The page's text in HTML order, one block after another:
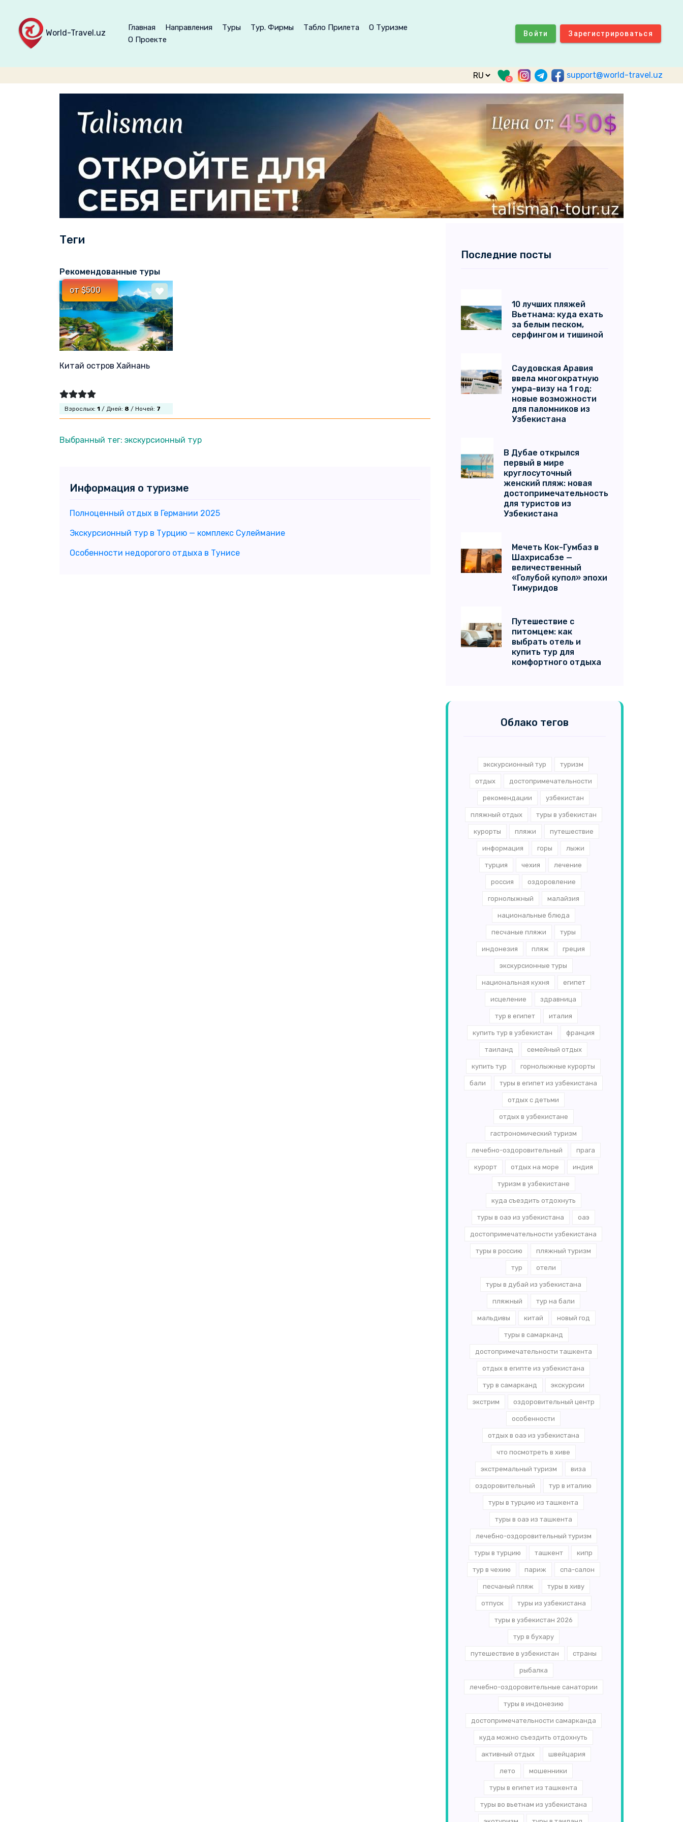
World-Travel.uz
Главная Направления Туры Тур. Фирмы Табло Прилета
О Туризме
О Проекте
Войти Зарегистрироваться
0 support@world-travel.uz
Теги
Рекомендованные туры
от $500
Китай остров Хайнань
Взрослых: 1 / Дней: 8 / Ночей: 7
Выбранный тег: экскурсионный тур
Информация о туризме
Полноценный отдых в Германии 2025
Экскурсионный тур в Турцию — комплекс Сулеймание
Особенности недорогого отдыха в Тунисе
Последние посты
10 лучших пляжей
Вьетнама: куда ехать
за белым песком,
серфингом и тишиной
Саудовская Аравия
ввела многократную
умра-визу на 1 год:
новые возможности
для паломников из
Узбекистана
В Дубае открылся
первый в мире
круглосуточный
женский пляж: новая
достопримечательность
для туристов из
Узбекистана
Мечеть Кок-Гумбаз в
Шахрисабзе —
величественный
«Голубой купол» эпохи
Тимуридов
Путешествие с
питомцем: как
выбрать отель и
купить тур для
комфортного отдыха
Облако тегов
экскурсионный тур туризм
отдых достопримечательности
рекомендации узбекистан
пляжный отдых туры в узбекистан
курорты пляжи путешествие
информация горы лыжи
турция чехия лечение
россия оздоровление
горнолыжный малайзия
национальные блюда
песчаные пляжи туры
индонезия пляж греция
экскурсионные туры
национальная кухня египет
исцеление здравница
тур в египет италия
купить тур в узбекистан франция
таиланд семейный отдых
купить тур горнолыжные курорты
бали туры в египет из узбекистана
отдых с детьми
отдых в узбекистане
гастрономический туризм
лечебно-оздоровительный прага
курорт отдых на море индия
туризм в узбекистане
куда съездить отдохнуть
туры в оаэ из узбекистана оаэ
достопримечательности узбекистана
туры в россию пляжный туризм
тур отели
туры в дубай из узбекистана
пляжный тур на бали
мальдивы китай новый год
туры в самарканд
достопримечательности ташкента
отдых в египте из узбекистана
тур в самарканд экскурсии
экстрим оздоровительный центр
особенности
отдых в оаэ из узбекистана
что посмотреть в хиве
экстремальный туризм виза
оздоровительный тур в италию
туры в турцию из ташкента
туры в оаэ из ташкента
лечебно-оздоровительный туризм
туры в турцию ташкент кипр
тур в чехию париж спа-салон
песчаный пляж туры в хиву
отпуск туры из узбекистана
туры в узбекистан 2026
тур в бухару
путешествие в узбекистан страны
рыбалка
лечебно-оздоровительные санатории
туры в индонезию
достопримечательности самарканда
куда можно съездить отдохнуть
активный отдых швейцария
лето мошенники
туры в египет из ташкента
туры во вьетнам из узбекистана